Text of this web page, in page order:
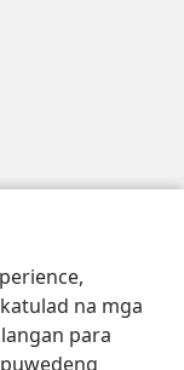
na mga
para